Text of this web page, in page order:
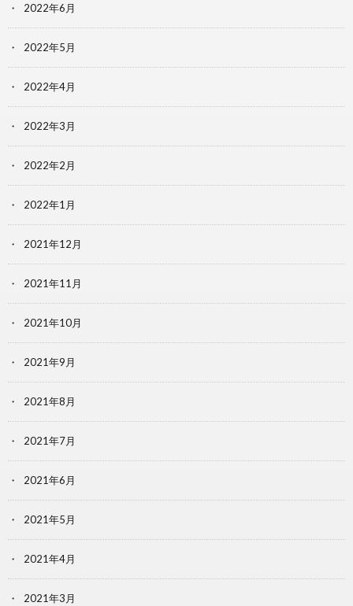
2022年6月
2022年5月
2022年4月
2022年3月
2022年2月
2022年1月
2021年12月
2021年11月
2021年10月
2021年9月
2021年8月
2021年7月
2021年6月
2021年5月
2021年4月
2021年3月